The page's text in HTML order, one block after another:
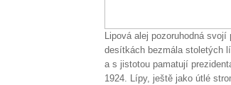
Lipová alej pozoruhodná
desítkách bezmála stoletých
a s jistotou pamatují
1924. Lípy, ještě jako útlé